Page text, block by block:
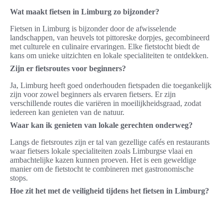
Wat maakt fietsen in Limburg zo bijzonder?
Fietsen in Limburg is bijzonder door de afwisselende
landschappen, van heuvels tot pittoreske dorpjes, gecombineerd
met culturele en culinaire ervaringen. Elke fietstocht biedt de
kans om unieke uitzichten en lokale specialiteiten te ontdekken.
Zijn er fietsroutes voor beginners?
Ja, Limburg heeft goed onderhouden fietspaden die toegankelijk
zijn voor zowel beginners als ervaren fietsers. Er zijn
verschillende routes die variëren in moeilijkheidsgraad, zodat
iedereen kan genieten van de natuur.
Waar kan ik genieten van lokale gerechten onderweg?
Langs de fietsroutes zijn er tal van gezellige cafés en restaurants
waar fietsers lokale specialiteiten zoals Limburgse vlaai en
ambachtelijke kazen kunnen proeven. Het is een geweldige
manier om de fietstocht te combineren met gastronomische
stops.
Hoe zit het met de veiligheid tijdens het fietsen in Limburg?